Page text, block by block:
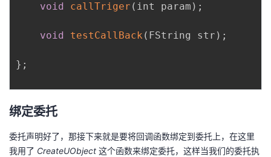
void
callTriger ( int param ) ;
void testCallBack ( FString str ) ;
} ;
绑定委托
委托声明好了，那接下来就是要将回调函数绑定到委托上，在这里
我用了 CreateUObject 这个函数来绑定委托，这样当我们的委托执